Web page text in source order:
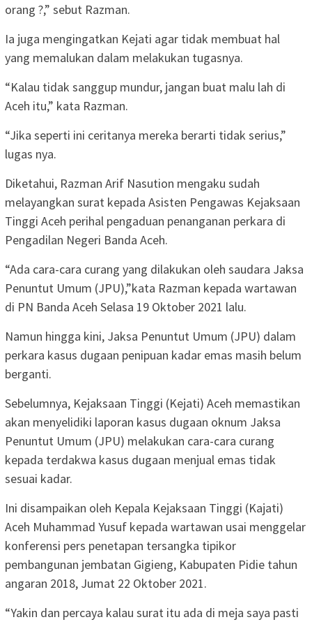
orang ?,” sebut Razman.
Ia juga mengingatkan Kejati agar tidak membuat hal
yang memalukan dalam melakukan tugasnya.
“Kalau tidak sanggup mundur, jangan buat malu lah di
Aceh itu,” kata Razman.
“Jika seperti ini ceritanya mereka berarti tidak serius,”
lugas nya.
Diketahui, Razman Arif Nasution mengaku sudah
melayangkan surat kepada Asisten Pengawas Kejaksaan
Tinggi Aceh perihal pengaduan penanganan perkara di
Pengadilan Negeri Banda Aceh.
“Ada cara-cara curang yang dilakukan oleh saudara Jaksa
Penuntut Umum (JPU),”kata Razman kepada wartawan
di PN Banda Aceh Selasa 19 Oktober 2021 lalu.
Namun hingga kini, Jaksa Penuntut Umum (JPU) dalam
perkara kasus dugaan penipuan kadar emas masih belum
berganti.
Sebelumnya, Kejaksaan Tinggi (Kejati) Aceh memastikan
akan menyelidiki laporan kasus dugaan oknum Jaksa
Penuntut Umum (JPU) melakukan cara-cara curang
kepada terdakwa kasus dugaan menjual emas tidak
sesuai kadar.
Ini disampaikan oleh Kepala Kejaksaan Tinggi (Kajati)
Aceh Muhammad Yusuf kepada wartawan usai menggelar
konferensi pers penetapan tersangka tipikor
pembangunan jembatan Gigieng, Kabupaten Pidie tahun
angaran 2018, Jumat 22 Oktober 2021.
“Yakin dan percaya kalau surat itu ada di meja saya pasti